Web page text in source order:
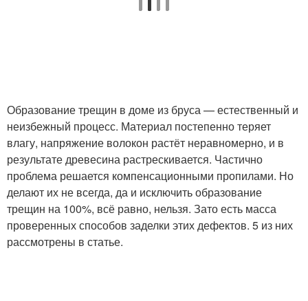
Образование трещин в доме из бруса — естественный и
неизбежный процесс. Материал постепенно теряет
влагу, напряжение волокон растёт неравномерно, и в
результате древесина растрескивается. Частично
проблема решается компенсационными пропилами. Но
делают их не всегда, да и исключить образование
трещин на 100%, всё равно, нельзя. Зато есть масса
проверенных способов заделки этих дефектов. 5 из них
рассмотрены в статье.